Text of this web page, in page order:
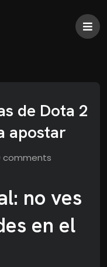
de Dota 2
apostar
comments
no ves
en el